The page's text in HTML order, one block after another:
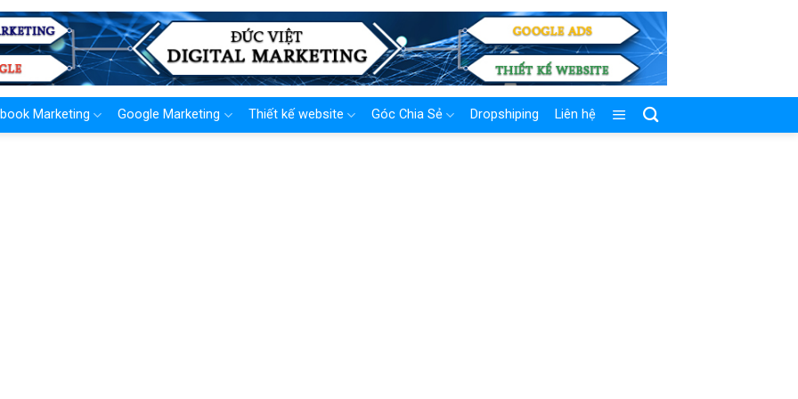
Marketing Google Marketing Thiết kế website Góc Chia Sẻ Dropshiping Liên hệ